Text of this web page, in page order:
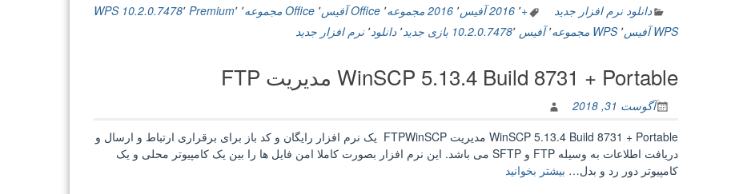
2016
Premium
10.2.0.7478
Portable
مجموعه
دانلود نرم افزار جدید +٬ 2016 آفیس ٬ 2016 مجموعه ٬ Office آفیس ٬ Office مجموعه ٬ Premium٬ WPS 10.2.0.7478٬
WPS آفیس
٬ WPS مجموعه ٬ آفیس 10.2.0.7478 ٬ بازی جدید٬ دانلود٬ نرم افزار جدید
WinSCP 5.13.4 Build 8731 + Portable مدیریت FTP
آگوست 31, 2018
WinSCP 5.13.4 Build 8731 + Portable مدیریت FTPWinSCP یک نرم افزار رایگان و کد باز برای برقراری ارتباط و ارسال و
دریافت اطلاعات به وسیله FTP و SFTP می باشد. این نرم افزار بصورت کاملا امن فایل ها را بین یک کامپیوتر محلی و یک
کامپیوتر دور رد و بدل… بیشتر بخوانید